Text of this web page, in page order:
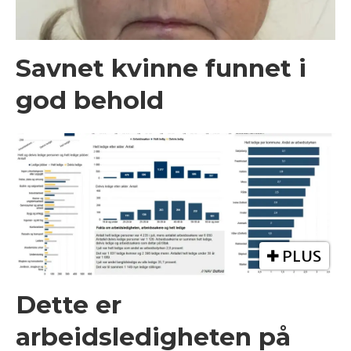
Savnet kvinne funnet i
god behold
PLUS
Dette er
arbeidsledigheten på